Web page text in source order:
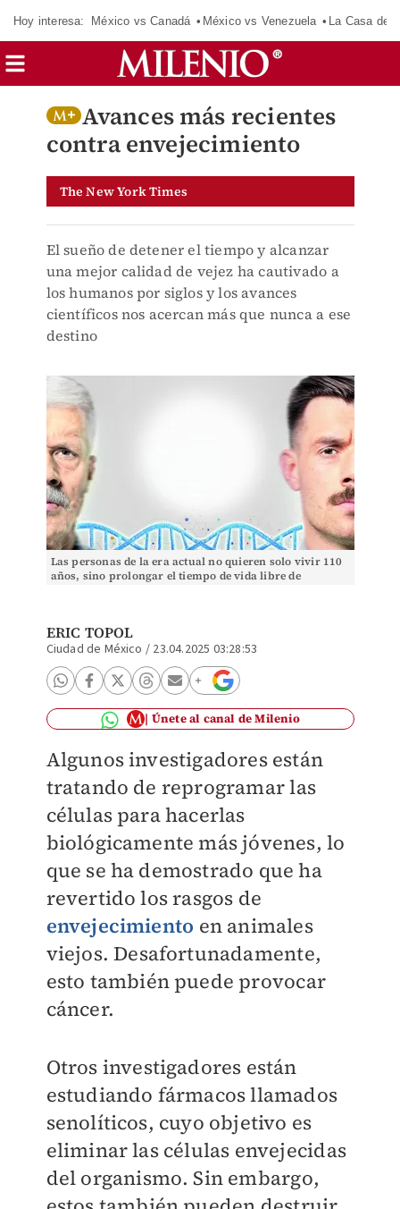
Hoy interesa: México vs Canadá México vs Venezuela La Casa de
Avances más recientes
contra envejecimiento
The New York Times
El sueño de detener el tiempo y alcanzar
una mejor calidad de vejez ha cautivado a
los humanos por siglos y los avances
científicos nos acercan más que nunca a ese
destino
Las personas de la era actual no quieren solo vivir 110
años, sino prolongar el tiempo de vida libre de
ERIC TOPOL
Ciudad de México / 23.04.2025 03:28:53
Únete al canal de Milenio
Algunos investigadores están
tratando de reprogramar las
células para hacerlas
biológicamente más jóvenes, lo
que se ha demostrado que ha
revertido los rasgos de
envejecimiento en animales
viejos. Desafortunadamente,
esto también puede provocar
cáncer.
Otros investigadores están
estudiando fármacos llamados
senolíticos, cuyo objetivo es
eliminar las células envejecidas
del organismo. Sin embargo,